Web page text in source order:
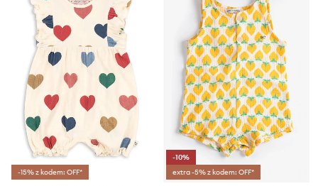
-15% z kodem: OFF*
-10%
extra -5% z kodem: OFF*